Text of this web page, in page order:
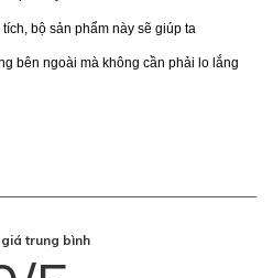
bộ sản phẩm này sẽ giúp ta
bên ngoài mà không cần phải lo lắng
trung bình